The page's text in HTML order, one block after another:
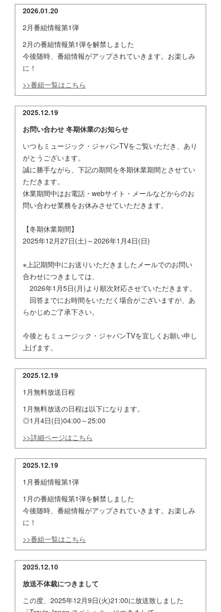
2026.01.20
2月番組情報第1弾
2月の番組情報第1弾を解禁しました
今後随時、番組情報がアップされていきます。お楽しみ
に！
>>番組一覧はこちら
2025.12.19
お問い合わせ 冬期休業のお知らせ
いつもミュージック・ジャパンTVをご覧いただき、あり
がとうございます。
誠に勝手ながら、下記の期間を冬期休業期間とさせてい
ただきます。
休業期間中はお電話・webサイト・メールなどからのお
問い合わせ業務をお休みさせていただきます。
【冬期休業期間】
2025年12月27日(土)～2026年1月4日(日)
※上記期間中にお送りいただきましたメールでのお問い
合わせにつきましては、
2026年1月5日(月)より順次対応させていただきます。
回答までにお時間をいただく場合がございますが、あ
らかじめご了承下さい。
今後ともミュージック・ジャパンTVを宜しくお願い申し
上げます。
2025.12.19
1月無料放送日程
1月無料放送の日程は以下になります。
◎1月4日(日)04:00～25:00
>>詳細ページはこちら
2025.12.19
1月番組情報第1弾
1月の番組情報第1弾を解禁しました
今後随時、番組情報がアップされていきます。お楽しみ
に！
>>番組一覧はこちら
2025.12.10
放送不体裁につきまして
この度、2025年12月9日(火)21:00に放送致しました